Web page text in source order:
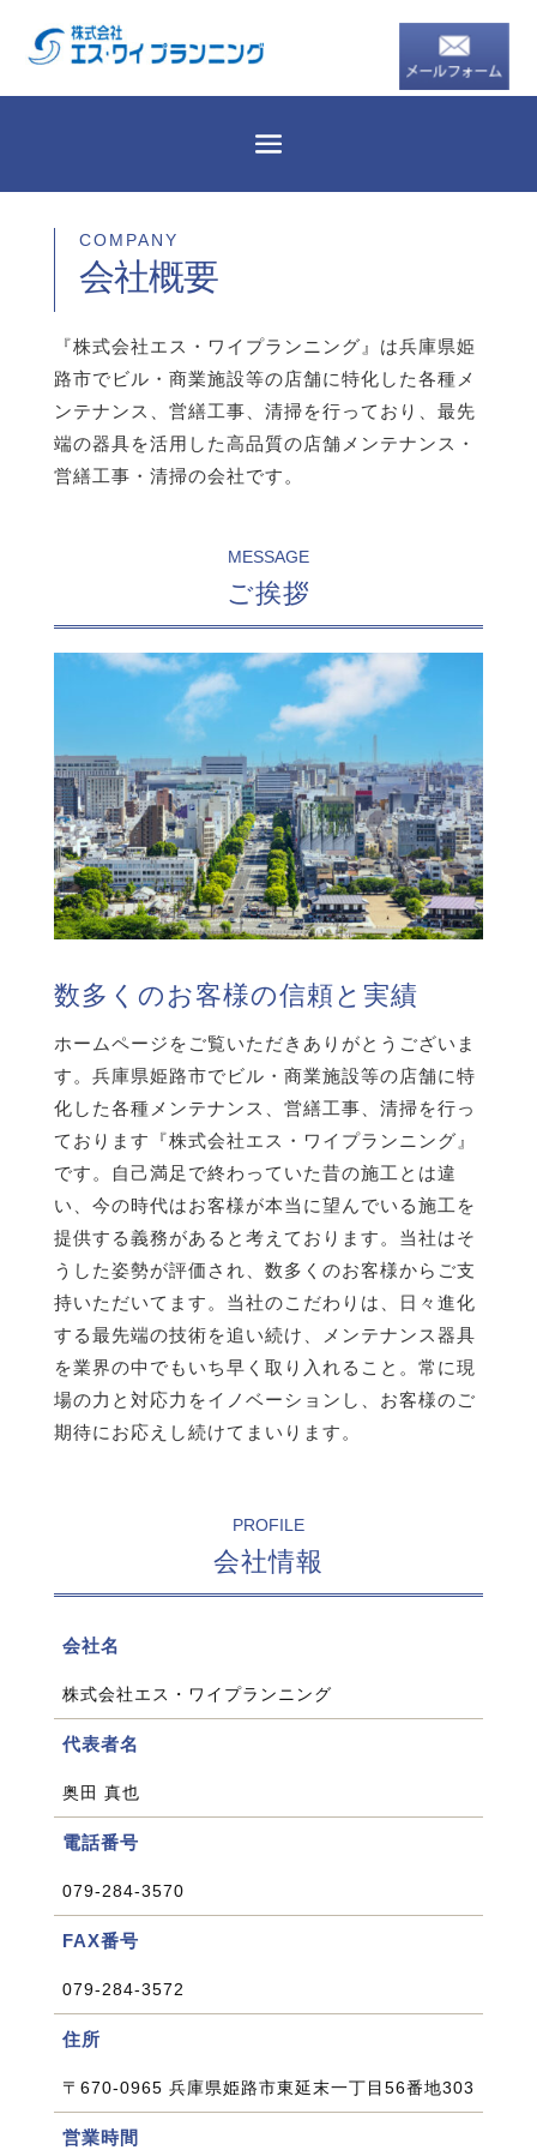
COMPANY
会社概要
『株式会社エス・ワイプランニング』は兵庫県姫
路市でビル・商業施設等の店舗に特化した各種メ
ンテナンス、営繕工事、清掃を行っており、最先
端の器具を活用した高品質の店舗メンテナンス・
営繕工事・清掃の会社です。
MESSAGE
ご挨拶
数多くのお客様の信頼と実績
ホームページをご覧いただきありがとうございま
す。兵庫県姫路市でビル・商業施設等の店舗に特
化した各種メンテナンス、営繕工事、清掃を行っ
ております『株式会社エス・ワイプランニング』
です。
自己満足で終わっていた昔の施工とは違
い、今の時代はお客様が本当に望んでいる施工を
提供する義務があると考えております。当社はそ
うした姿勢が評価され、数多くのお客様からご支
持いただいてます。 当社のこだわりは、日々進化
する最先端の技術を追い続け、メンテナンス器具
を業界の中でもいち早く取り入れること。常に現
場の力と対応力をイノベーションし、お客様のご
期待にお応えし続けてまいります。
PROFILE
会社情報
会社名
株式会社エス・ワイプランニング
代表者名
奥田 真也
電話番号
079-284-3570
FAX番号
079-284-3572
住所
〒670-0965 兵庫県姫路市東延末一丁目56番地303
営業時間